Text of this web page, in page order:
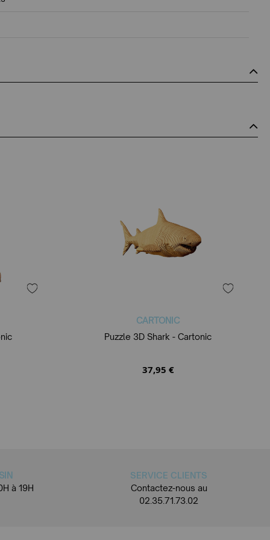
CARTONIC
Puzzle 3D Shark - Cartonic
37,95 €
à 19H
SERVICE CLIENTS
Contactez-nous au
02.35.71.73.02